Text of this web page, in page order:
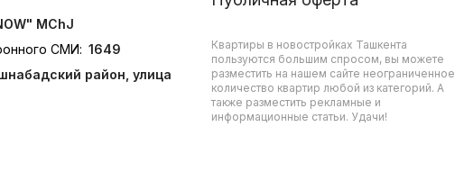
MChJ
СМИ: 1649
район, улица
Квартиры в новостройках Ташкента
пользуются большим спросом, вы можете
разместить на нашем сайте неограниченное
количество квартир любой из категорий. А
также разместить рекламные и
информационные статьи. Удачи!